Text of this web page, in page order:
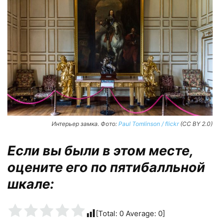
Интерьер замка. Фото: Paul Tomlinson / flickr(CC BY 2.0)
Если вы были в этом месте,
оцените его по пятибалльной
шкале:
[Total: 0 Average: 0]